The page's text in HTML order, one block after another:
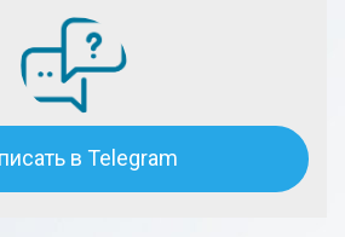
в Telegram